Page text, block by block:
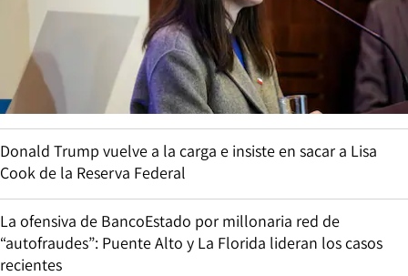
Donald Trump vuelve a la carga e insiste en sacar a Lisa
Cook de la Reserva Federal
La ofensiva de BancoEstado por millonaria red de
“autofraudes”: Puente Alto y La Florida lideran los casos
recientes